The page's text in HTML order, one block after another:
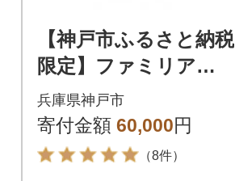
【神戸市ふるさと納税
限定】ファミリアの
保冷バッグ(チャーム
付き)
兵庫県神戸市
寄付金額 60,000円
（8件）